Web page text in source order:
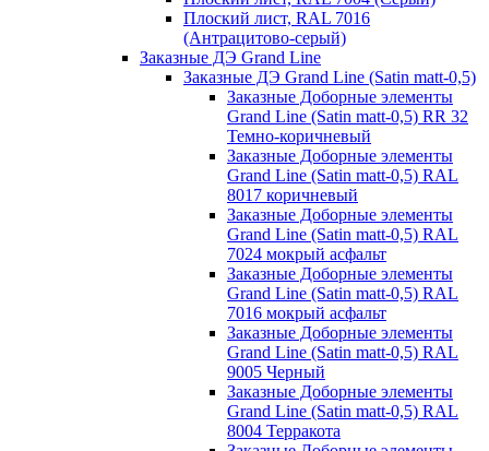
Плоский лист, RAL 7016
(Антрацитово-серый)
Заказные ДЭ Grand Line
Заказные ДЭ Grand Line (Satin matt-0,5)
Заказные Доборные элементы
Grand Line (Satin matt-0,5) RR 32
Темно-коричневый
Заказные Доборные элементы
Grand Line (Satin matt-0,5) RAL
8017 коричневый
Заказные Доборные элементы
Grand Line (Satin matt-0,5) RAL
7024 мокрый асфальт
Заказные Доборные элементы
Grand Line (Satin matt-0,5) RAL
7016 мокрый асфальт
Заказные Доборные элементы
Grand Line (Satin matt-0,5) RAL
9005 Черный
Заказные Доборные элементы
Grand Line (Satin matt-0,5) RAL
8004 Терракота